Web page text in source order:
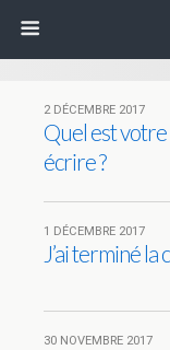
2 DÉCEMBRE 2017
Quel est
écrire ?
1 DÉCEMBRE 2017
J’ai terminé
30 NOVEMBRE 2017